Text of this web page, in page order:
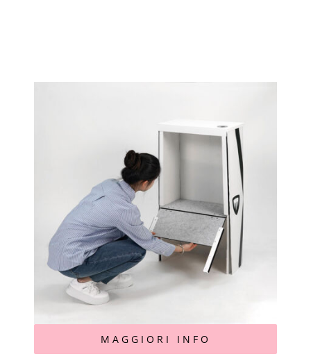
MAGGIORI INFO